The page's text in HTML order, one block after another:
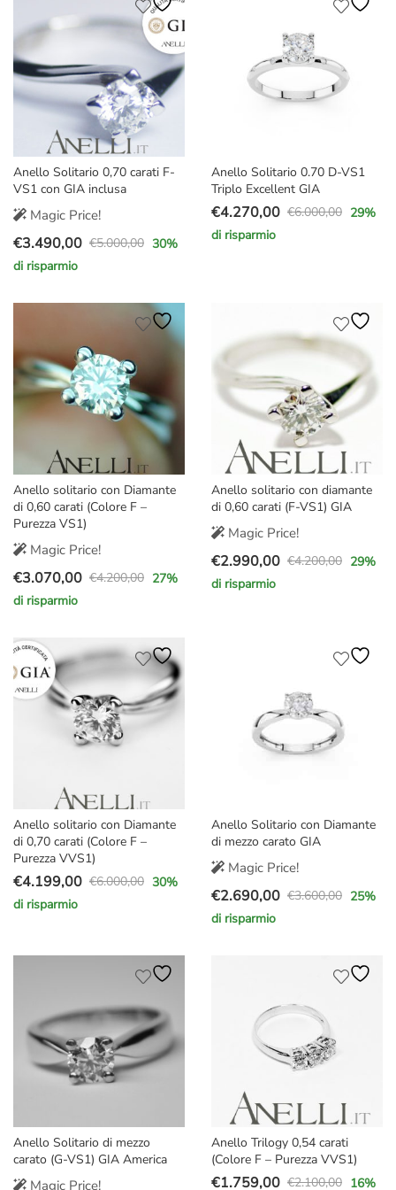
€2.200,00.
€1.570,00.
Anello Solitario 0,70 carati F-
VS1 con GIA inclusa
Magic Price!
€5.000,00
Il
prezzo
€5.000,00.
€3.490,00
Il
prezzo
€3.490,00.
30%
di risparmio
Anello Solitario 0.70 D-VS1
Triplo Excellent GIA
€6.000,00
Il
prezzo
€4.270,00
Il
prezzo
29%
di risparmio
Anello solitario con Diamante
di 0,60 carati (Colore F –
Purezza VS1)
Magic Price!
€4.200,00
Il
prezzo
era:
€4.200,00.
€3.070,00
Il
prezzo
è:
€3.070,00.
27%
di risparmio
Anello solitario con diamante
di 0,60 carati (F-VS1) GIA
Magic Price!
€4.200,00
Il
prezzo
€2.990,00
Il
prezzo
29%
di risparmio
Anello solitario con Diamante
di 0,70 carati (Colore F –
Purezza VVS1)
€6.000,00
Il
prezzo
era:
€4.199,00
Il
prezzo
è:
30%
di risparmio
Anello Solitario con Diamante
di mezzo carato GIA
Magic Price!
€3.600,00
Il
prezzo
€2.690,00
Il
prezzo
25%
di risparmio
Anello Solitario di mezzo
carato (G-VS1) GIA America
Magic Price!
Anello Trilogy 0,54 carati
(Colore F – Purezza VVS1)
€2.100,00
€1.759,00 16%